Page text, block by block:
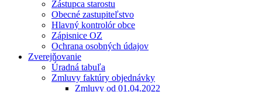
Zástupca starostu
Obecné zastupiteľstvo
Hlavný kontrolór obce
Zápisnice OZ
Ochrana osobných údajov
Zverejňovanie
Úradná tabuľa
Zmluvy faktúry objednávky
Zmluvy od 01.04.2022